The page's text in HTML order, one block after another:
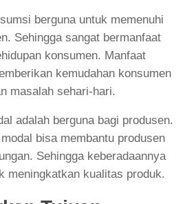
berguna untuk memenuhi
Sehingga sangat bermanfaat
konsumen. Manfaat
kemudahan konsumen
masalah sehari-hari.
adalah berguna bagi produsen.
bisa membantu produsen
Sehingga keberadaannya
meningkatkan kualitas produk.